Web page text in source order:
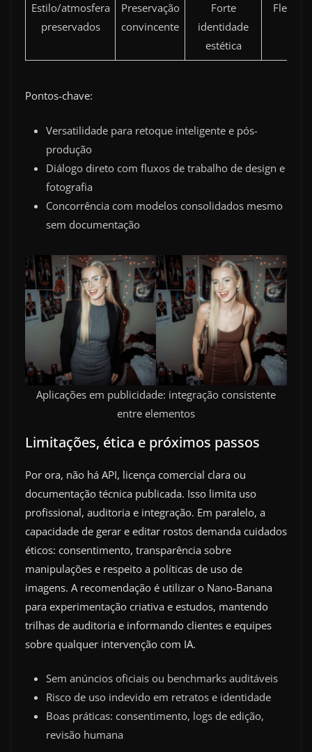
Estilo/atmosfera
preservados
Preservação
convincente
Forte
identidade
estética
Pontos-chave:
Versatilidade para retoque inteligente e pós-
produção
Diálogo direto com fluxos de trabalho de design e
fotografia
Concorrência com modelos consolidados mesmo
sem documentação
Aplicações em publicidade: integração consistente
entre elementos
Limitações, ética e próximos passos
Por ora, não há API, licença comercial clara ou
documentação técnica publicada. Isso limita uso
profissional, auditoria e integração. Em paralelo, a
capacidade de gerar e editar rostos demanda cuidados
éticos: consentimento, transparência sobre
manipulações e respeito a políticas de uso de
imagens. A recomendação é utilizar o Nano-Banana
para experimentação criativa e estudos, mantendo
trilhas de auditoria e informando clientes e equipes
sobre qualquer intervenção com IA.
Sem anúncios oficiais ou benchmarks auditáveis
Risco de uso indevido em retratos e identidade
Boas práticas: consentimento, logs de edição,
revisão humana